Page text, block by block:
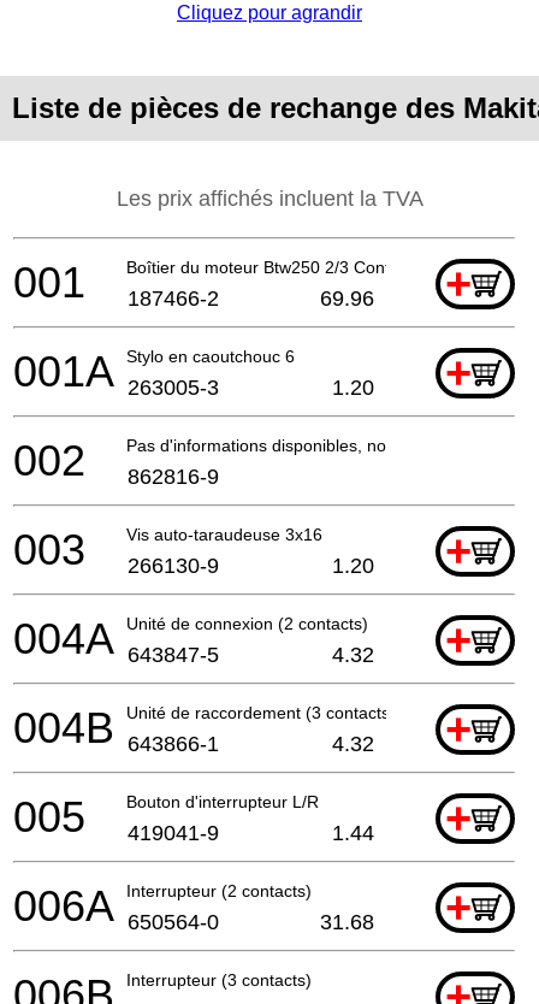
Cliquez pour agrandir
Liste de pièces de rechange des
Les prix affichés incluent la TVA
Boîtier du moteur Btw250 2/3 Cont.A +
001 187466-2 69.96
Stylo en caoutchouc 6 +
001A 263005-3 1.20
Pas d'informations disponibles, non commandable
002 862816-9
Vis auto-taraudeuse 3x16 +
003 266130-9 1.20
Unité de connexion (2 contacts) +
004A 643847-5 4.32
Unité de raccordement (3 contacts) +
004B 643866-1 4.32
Bouton d'interrupteur L/R +
005 419041-9 1.44
Interrupteur (2 contacts) +
006A 650564-0 31.68
Interrupteur (3 contacts)